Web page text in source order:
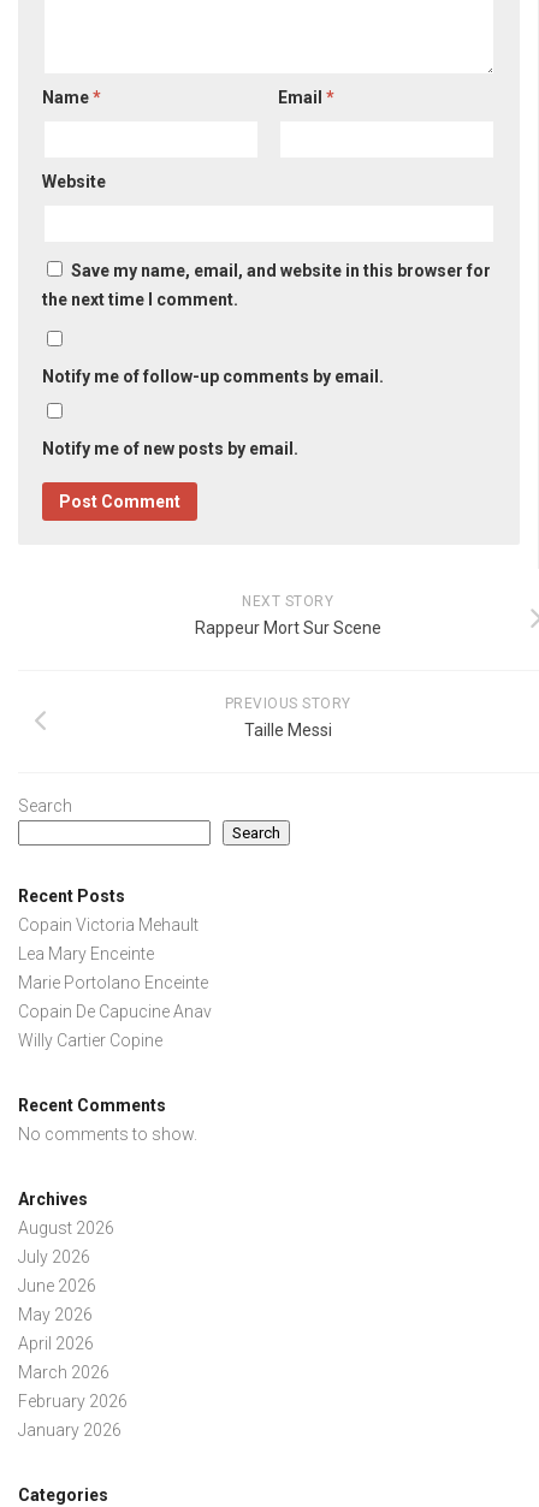
Name* Email*
Website
Save my name, email, and website in this browser for
the next time I comment.
Notify me of follow-up comments by email.
Notify me of new posts by email.
NEXT STORY
Rappeur Mort Sur Scene
PREVIOUS STORY
Taille Messi
Search
Search
Recent Posts
Copain Victoria Mehault
Lea Mary Enceinte
Marie Portolano Enceinte
Copain De Capucine Anav
Willy Cartier Copine
Recent Comments
No comments to show.
Archives
August 2026
July 2026
June 2026
May 2026
April 2026
March 2026
February 2026
January 2026
Categories